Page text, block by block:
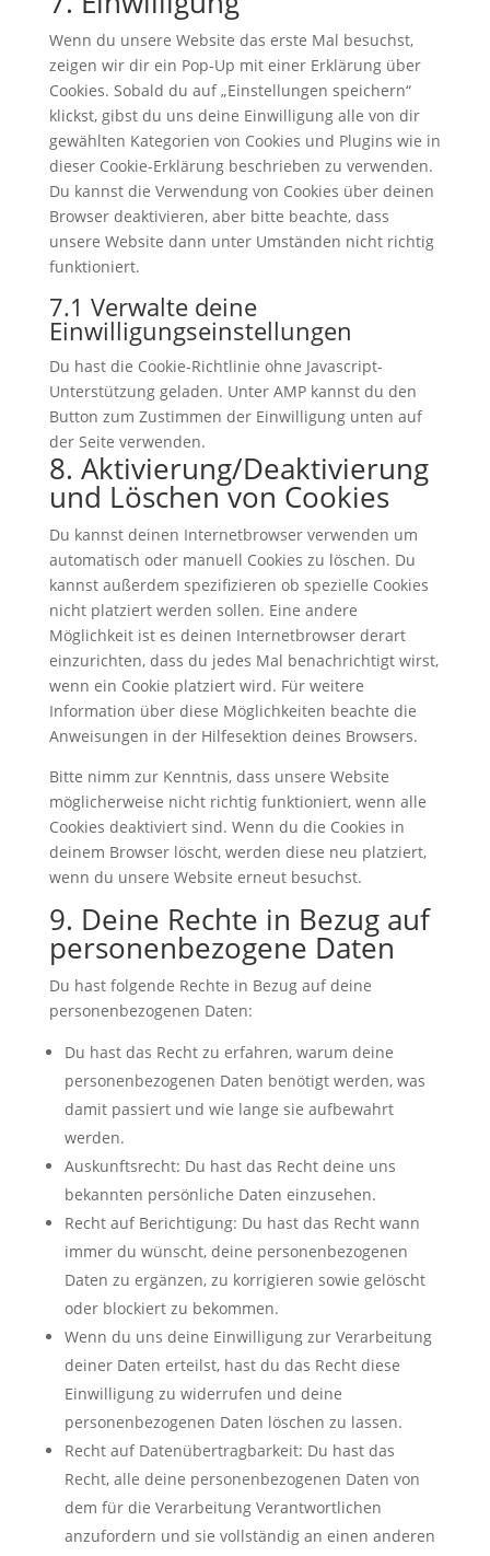
(elegant-
themes)
service
sonstiges
Wenn du unsere Website das erste Mal besuchst,
zeigen wir dir ein Pop-Up mit einer Erklärung über
Cookies. Sobald du auf „Einstellungen speichern“
klickst, gibst du uns deine Einwilligung alle von dir
gewählten Kategorien von Cookies und Plugins wie in
dieser Cookie-Erklärung beschrieben zu verwenden.
Du kannst die Verwendung von Cookies über deinen
Browser deaktivieren, aber bitte beachte, dass
unsere Website dann unter Umständen nicht richtig
funktioniert.
7.1 Verwalte deine
Einwilligungseinstellungen
Du hast die Cookie-Richtlinie ohne Javascript-
Unterstützung geladen. Unter AMP kannst du den
Button zum Zustimmen der Einwilligung unten auf
der Seite verwenden.
8. Aktivierung/Deaktivierung
und Löschen von Cookies
Du kannst deinen Internetbrowser verwenden um
automatisch oder manuell Cookies zu löschen. Du
kannst außerdem spezifizieren ob spezielle Cookies
nicht platziert werden sollen. Eine andere
Möglichkeit ist es deinen Internetbrowser derart
einzurichten, dass du jedes Mal benachrichtigt wirst,
wenn ein Cookie platziert wird. Für weitere
Information über diese Möglichkeiten beachte die
Anweisungen in der Hilfesektion deines Browsers.
Bitte nimm zur Kenntnis, dass unsere Website
möglicherweise nicht richtig funktioniert, wenn alle
Cookies deaktiviert sind. Wenn du die Cookies in
deinem Browser löscht, werden diese neu platziert,
wenn du unsere Website erneut besuchst.
9. Deine Rechte in Bezug auf
personenbezogene Daten
Du hast folgende Rechte in Bezug auf deine
personenbezogenen Daten:
Du hast das Recht zu erfahren, warum deine
personenbezogenen Daten benötigt werden, was
damit passiert und wie lange sie aufbewahrt
werden.
Auskunftsrecht: Du hast das Recht deine uns
bekannten persönliche Daten einzusehen.
Recht auf Berichtigung: Du hast das Recht wann
immer du wünscht, deine personenbezogenen
Daten zu ergänzen, zu korrigieren sowie gelöscht
oder blockiert zu bekommen.
Wenn du uns deine Einwilligung zur Verarbeitung
deiner Daten erteilst, hast du das Recht diese
Einwilligung zu widerrufen und deine
personenbezogenen Daten löschen zu lassen.
Recht auf Datenübertragbarkeit: Du hast das
Recht, alle deine personenbezogenen Daten von
dem für die Verarbeitung Verantwortlichen
anzufordern und sie vollständig an einen anderen